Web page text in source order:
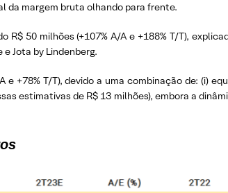
da margem bruta olhando para frente.
50 milhões (+107% A/A e +188% T/T),
Jota by Lindenberg.
+78% T/T), devido a uma combinação de: (i)
estimativas de R$ 13 milhões), embora a